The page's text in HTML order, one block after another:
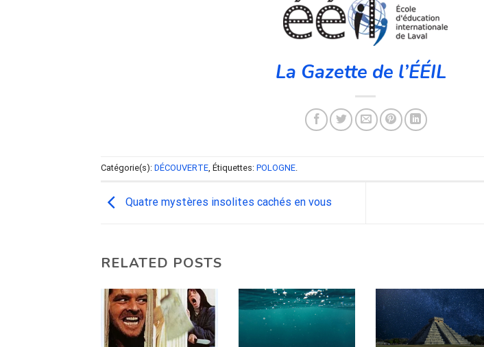
La Gazette de l’ÉÉIL
Catégorie(s): DÉCOUVERTE, Étiquettes: POLOGNE.
Quatre mystères insolites cachés en vous
RELATED POSTS